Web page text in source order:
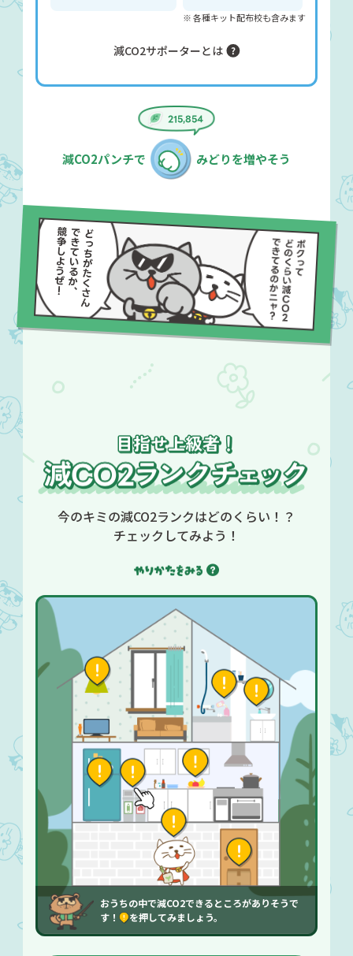
各種キット配布校も含みます
減CO2サポーターとは
215,854
減CO2パンチで みどりを増やそう
今のキミの減CO2ランクはどのくらい！？
チェックしてみよう！
おうちの中で減CO2できるところがありそうで
す！
を押してみましょう。